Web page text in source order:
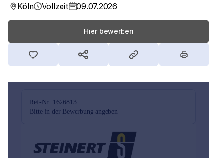
Köln Vollzeit 09.07.2026
Hier bewerben